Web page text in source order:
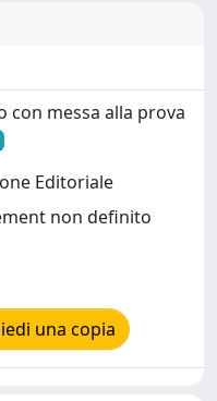
con messa alla prova
Editoriale
non definito
una copia